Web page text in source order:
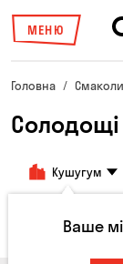
МЕНЮ
Головна
Кушугум
Грінки та
Ваше